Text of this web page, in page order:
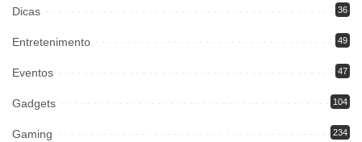
Dicas 36
Entretenimento 49
Eventos 47
Gadgets 104
Gaming 234